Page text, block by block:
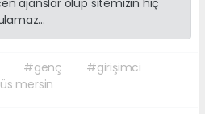
ajanslar olup sitemizin hiç
#genç
#girişimci
mersin